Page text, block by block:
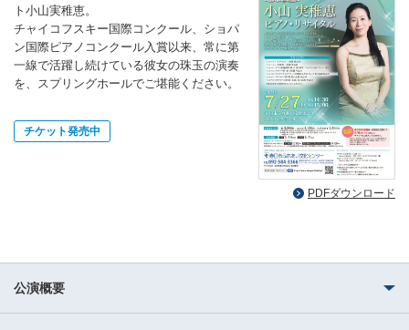
ト小山実稚恵。
チャイコフスキー国際コンクール、ショパ
ン国際ピアノコンクール入賞以来、常に第
一線で活躍し続けている彼女の珠玉の演奏
を、スプリングホールでご堪能ください。
チケット発売中
PDFダウンロード
公演概要